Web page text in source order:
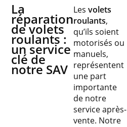
La
réparation
de volets
roulants :
un service
clé de
notre SAV
Les volets
roulants,
qu’ils soient
motorisés ou
manuels,
représentent
une part
importante
de notre
service après-
vente. Notre